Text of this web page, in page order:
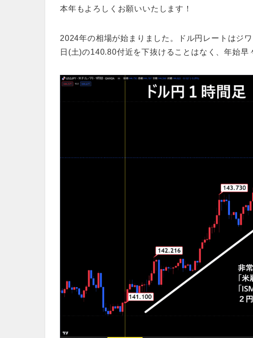
本年もよろしくお願いいたします！
2024年の相場が始まりました。ドル円レートはジ
日(土)の140.80付近を下抜けることはなく、年始早